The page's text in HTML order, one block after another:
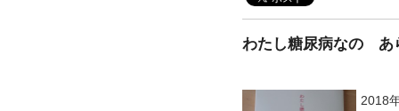
わたし糖尿病なの あ
2018